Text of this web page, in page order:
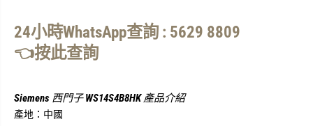
前
置
式
機
(
已
前
置
式
機
24小時WhatsApp查詢 : 5629 8809
👈按此查詢
Siemens 西門子 WS14S4B8HK 產品介紹
產地： 中國